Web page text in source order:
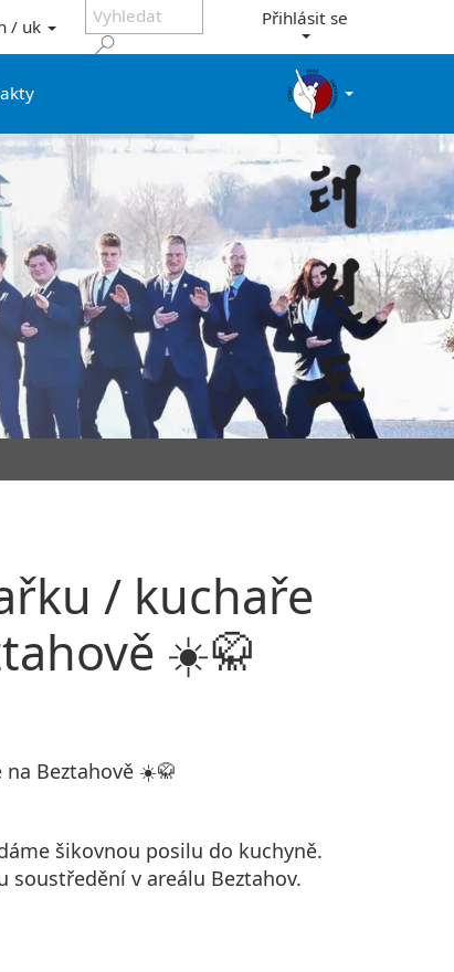
/ uk Přihlásit se
/ kuchaře
☀️🥋
na Beztahově ☀️🥋
šikovnou posilu do kuchyně.
soustředění v areálu Beztahov.